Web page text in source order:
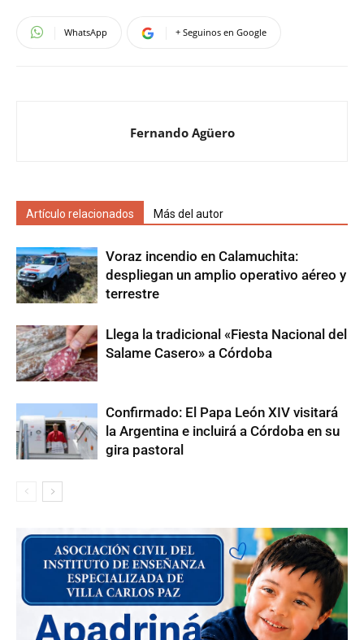
WhatsApp + Seguinos en Google
Fernando Agüero
Artículo relacionados Más del autor
Voraz incendio en Calamuchita:
despliegan un amplio operativo aéreo y
terrestre
Llega la tradicional «Fiesta Nacional del
Salame Casero» a Córdoba
Confirmado: El Papa León XIV visitará
la Argentina e incluirá a Córdoba en su
gira pastoral